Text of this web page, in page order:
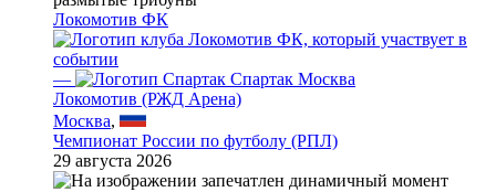
Локомотив ФК
—
Спартак Москва
Локомотив (РЖД Арена)
Москва,
Чемпионат России по футболу (РПЛ)
29 августа 2026